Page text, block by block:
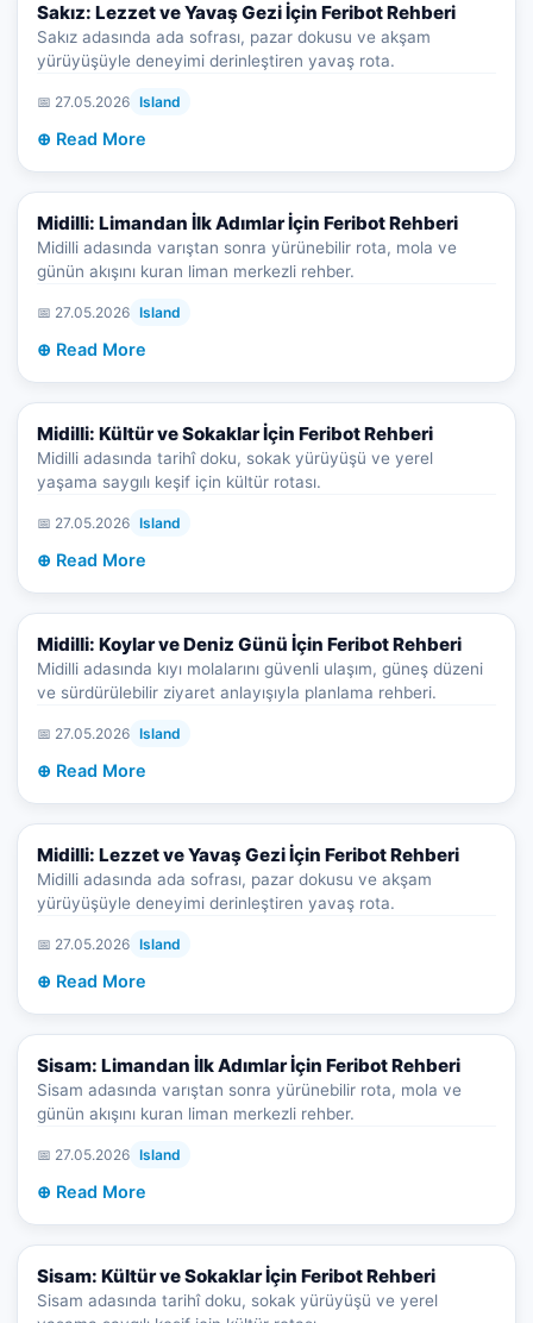
Sakız: Lezzet ve Yavaş Gezi İçin Feribot Rehberi
Sakız adasında ada sofrası, pazar dokusu ve akşam
yürüyüşüyle deneyimi derinleştiren yavaş rota.
📅 27.05.2026 Island
⊕ Read More
Midilli: Limandan İlk Adımlar İçin Feribot Rehberi
Midilli adasında varıştan sonra yürünebilir rota, mola ve
günün akışını kuran liman merkezli rehber.
📅 27.05.2026 Island
⊕ Read More
Midilli: Kültür ve Sokaklar İçin Feribot Rehberi
Midilli adasında tarihî doku, sokak yürüyüşü ve yerel
yaşama saygılı keşif için kültür rotası.
📅 27.05.2026 Island
⊕ Read More
Midilli: Koylar ve Deniz Günü İçin Feribot Rehberi
Midilli adasında kıyı molalarını güvenli ulaşım, güneş düzeni
ve sürdürülebilir ziyaret anlayışıyla planlama rehberi.
📅 27.05.2026 Island
⊕ Read More
Midilli: Lezzet ve Yavaş Gezi İçin Feribot Rehberi
Midilli adasında ada sofrası, pazar dokusu ve akşam
yürüyüşüyle deneyimi derinleştiren yavaş rota.
📅 27.05.2026 Island
⊕ Read More
Sisam: Limandan İlk Adımlar İçin Feribot Rehberi
Sisam adasında varıştan sonra yürünebilir rota, mola ve
günün akışını kuran liman merkezli rehber.
📅 27.05.2026 Island
⊕ Read More
Sisam: Kültür ve Sokaklar İçin Feribot Rehberi
Sisam adasında tarihî doku, sokak yürüyüşü ve yerel